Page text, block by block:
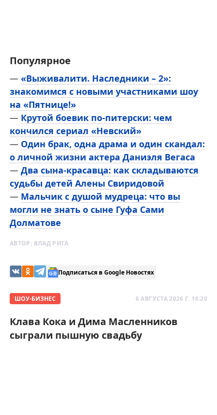
Популярное
— «Выживалити. Наследники – 2»:
знакомимся с новыми участниками шоу
на «Пятнице!»
— Крутой боевик по-питерски: чем
кончился сериал «Невский»
— Один брак, одна драма и один скандал:
о личной жизни актера Даниэля Вегаса
— Два сына-красавца: как складываются
судьбы детей Алены Свиридовой
— Мальчик с душой мудреца: что вы
могли не знать о сыне Гуфа Сами
Долматове
АВТОР: ВЛАД РИГА
Подписаться в Google Новостях
ШОУ-БИЗНЕС 6 АВГУСТА 2026 Г. 16:20
Клава Кока и Дима Масленников
сыграли пышную свадьбу